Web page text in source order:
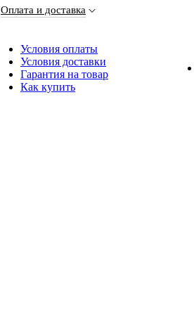
Оплата и доставка
Условия оплаты
Условия доставки
Гарантия на товар
Как купить